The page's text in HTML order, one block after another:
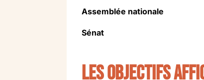
Assemblée nationale
Sénat
Les objectifs